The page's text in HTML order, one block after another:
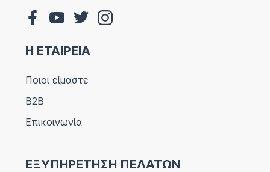
Η ΕΤΑΙΡΕΙΑ
Ποιοι είμαστε
B2B
Επικοινωνία
ΕΞΥΠΗΡΕΤΗΣΗ ΠΕΛΑΤΩΝ